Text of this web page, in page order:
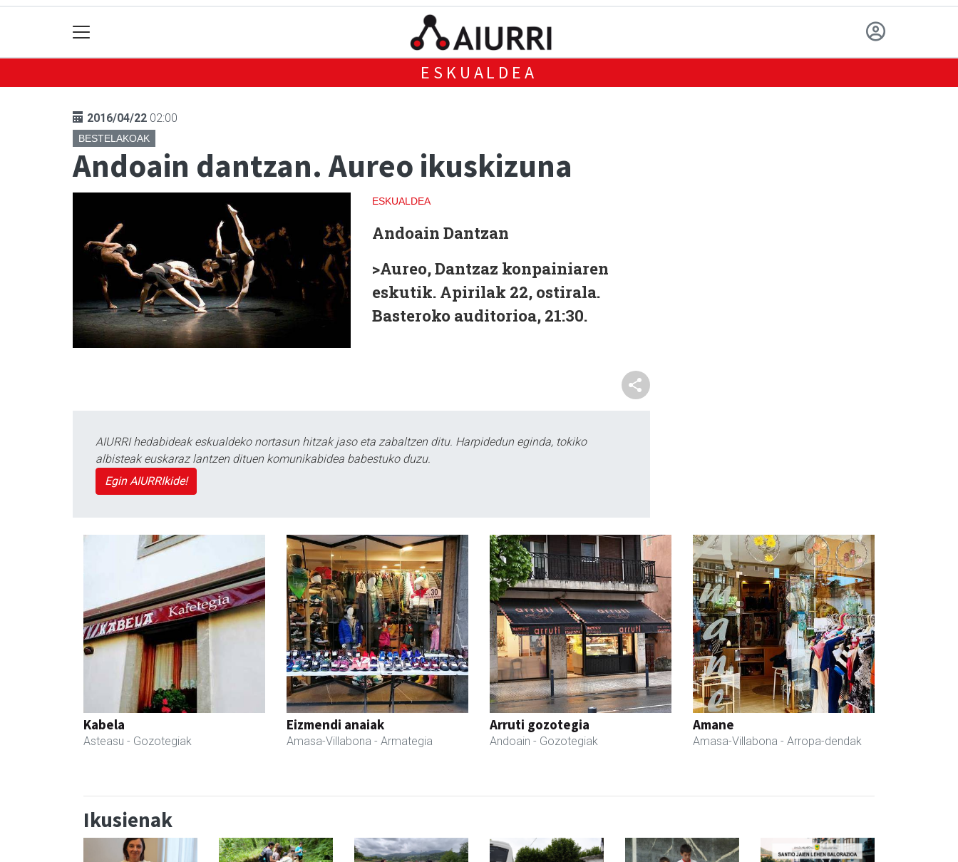
ESKUALDEA
2016/04/22 02:00
BESTELAKOAK
Andoain dantzan. Aureo ikuskizuna
ESKUALDEA
Andoain Dantzan
>Aureo, Dantzaz konpainiaren
eskutik. Apirilak 22, ostirala.
Basteroko auditorioa, 21:30.
AIURRI hedabideak eskualdeko nortasun hitzak jaso eta zabaltzen ditu. Harpidedun eginda, tokiko
albisteak euskaraz lantzen dituen komunikabidea babestuko duzu.
Egin AIURRIkide!
Kabela
Asteasu - Gozotegiak
Eizmendi anaiak
Amasa-Villabona - Armategia
Arruti gozotegia
Andoain - Gozotegiak
Amane
Amasa-Villabona - Arropa-dendak
Ikusienak